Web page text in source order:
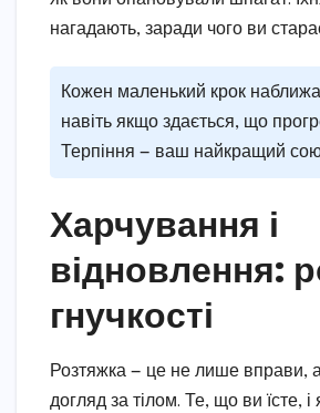
нагадають, заради чого ви
Кожен маленький крок
навіть якщо здається, що
Терпіння — ваш найкращий
Харчування і
відновлення:
гнучкості
Розтяжка — це не лише вправи,
догляд за тілом. Те, що ви їсте, і